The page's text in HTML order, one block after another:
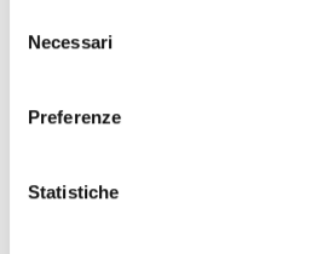
delNecessari
Preferenze
Statistiche
essere più attivi e discutere più